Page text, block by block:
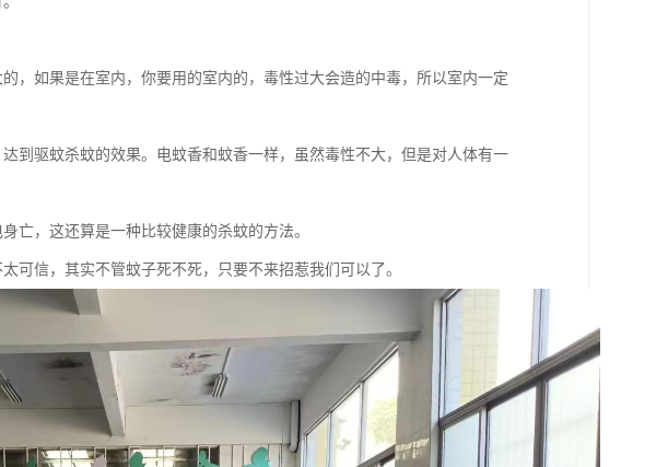
，如果是在室内，你要用的室内的，毒性过大会造的中毒，所以室内一定
到驱蚊杀蚊的效果。电蚊香和蚊香一样，虽然毒性不大，但是对人体有一
亡，这还算是一种比较健康的杀蚊的方法。
可信，其实不管蚊子死不死，只要不来招惹我们可以了。